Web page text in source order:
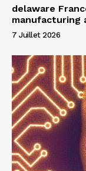
delaware
manufacturing
7 Juillet 2026